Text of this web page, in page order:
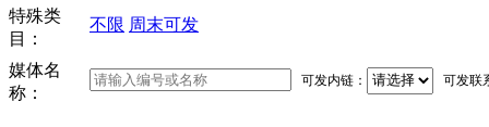
特殊类
目：
不限 周末可发
媒体名
称：
可发内链： 可发联